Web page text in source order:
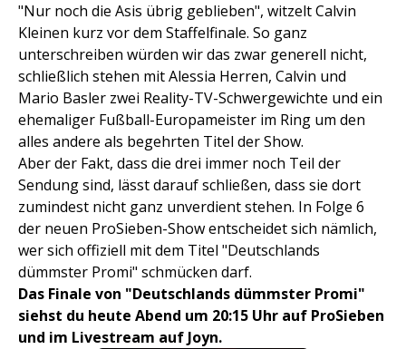
"Nur noch die Asis übrig geblieben", witzelt Calvin
Kleinen kurz vor dem Staffelfinale. So ganz
unterschreiben würden wir das zwar generell nicht,
schließlich stehen mit Alessia Herren, Calvin und
Mario Basler zwei Reality-TV-Schwergewichte und ein
ehemaliger Fußball-Europameister im Ring um den
alles andere als begehrten Titel der Show.
Aber der Fakt, dass die drei immer noch Teil der
Sendung sind, lässt darauf schließen, dass sie dort
zumindest nicht ganz unverdient stehen. In Folge 6
der neuen ProSieben-Show entscheidet sich nämlich,
wer sich offiziell mit dem Titel "Deutschlands
dümmster Promi" schmücken darf.
Das Finale von "Deutschlands dümmster Promi"
siehst du heute Abend um 20:15 Uhr auf ProSieben
und im Livestream auf Joyn.